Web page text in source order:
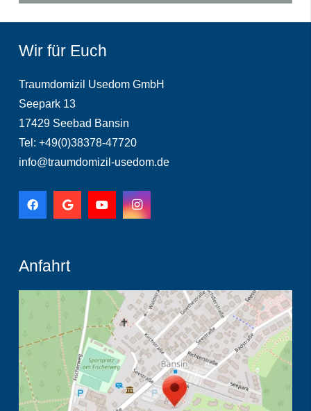
Wir für Euch
Traumdomizil Usedom GmbH
Seepark 13
17429 Seebad Bansin
Tel: +49(0)38378-47720
info@traumdomizil-usedom.de
Anfahrt